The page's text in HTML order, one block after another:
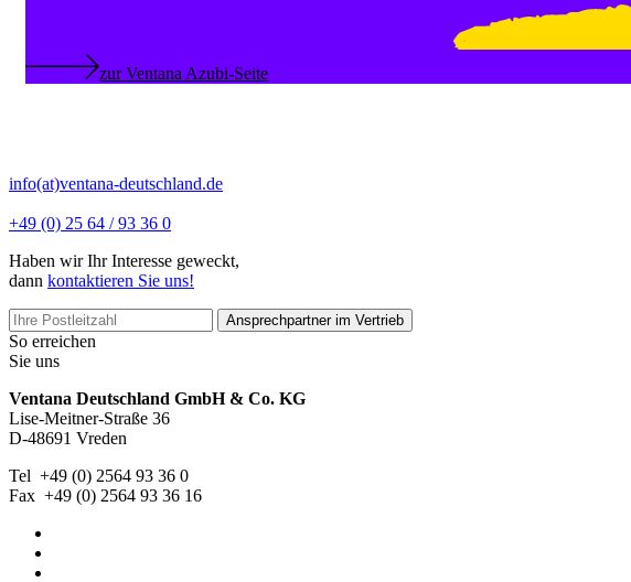
zur Ventana Azubi-Seite
info(at)ventana-deutschland.de
+49 (0) 25 64 / 93 36 0
Haben wir Ihr Interesse geweckt,
dann kontaktieren Sie uns!
Ansprechpartner im Vertrieb
So erreichen
Sie uns
Ventana Deutschland GmbH & Co. KG
Lise-Meitner-Straße 36
D-48691 Vreden
Tel +49 (0) 2564 93 36 0
Fax +49 (0) 2564 93 36 16